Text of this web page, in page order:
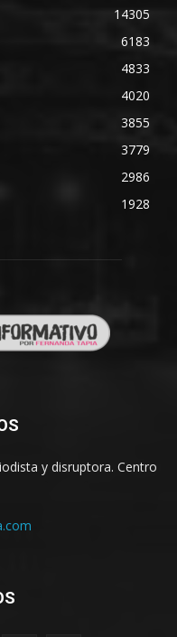
14305
6183
4833
4020
3855
3779
2986
1928
y disruptora. Centro